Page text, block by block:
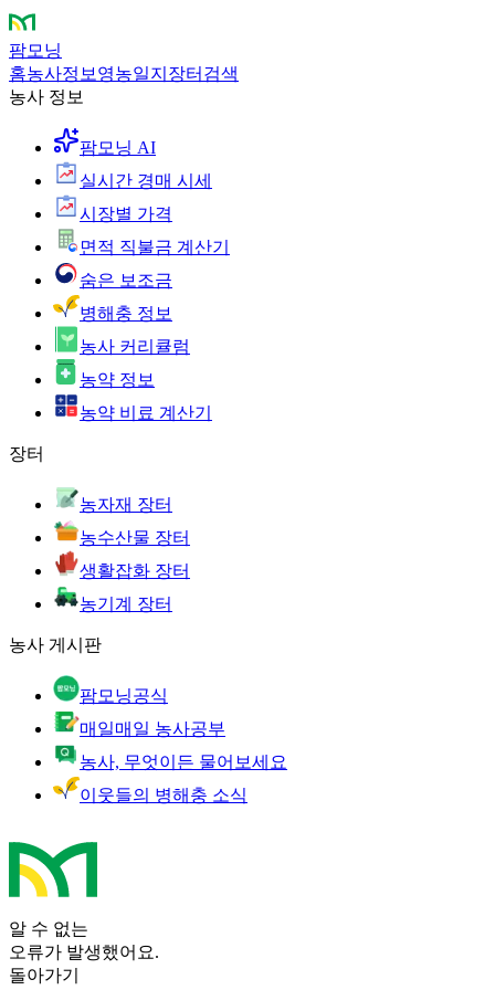
팜모닝
홈농사정보 영농일지 장터 검색
농사 정보
팜모닝 AI
실시간 경매 시세
시장별 가격
면적 직불금 계산기
숨은 보조금
병해충 정보
농사 커리큘럼
농약 정보
농약 비료 계산기
장터
농자재 장터
농수산물 장터
생활잡화 장터
농기계 장터
농사 게시판
팜모닝공식
매일매일 농사공부
농사, 무엇이든 물어보세요
이웃들의 병해충 소식
알 수 없는
오류가 발생했어요.
돌아가기